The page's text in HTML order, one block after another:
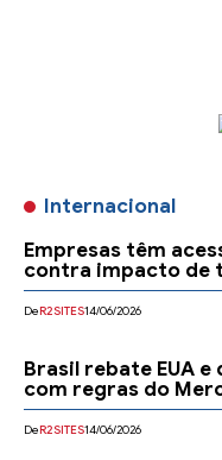
Internacional
Empresas têm
contra impacto de
DeR2SITES14/06/2026
Brasil rebate EUA
com regras do
DeR2SITES14/06/2026